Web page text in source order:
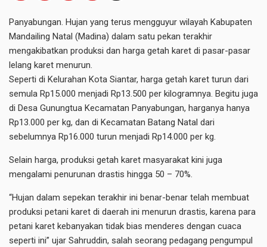
Panyabungan. Hujan yang terus mengguyur wilayah Kabupaten
Mandailing Natal (Madina) dalam satu pekan terakhir
mengakibatkan produksi dan harga getah karet di pasar-pasar
lelang karet menurun.
Seperti di Kelurahan Kota Siantar, harga getah karet turun dari
semula Rp15.000 menjadi Rp13.500 per kilogramnya. Begitu juga
di Desa Gunungtua Kecamatan Panyabungan, harganya hanya
Rp13.000 per kg, dan di Kecamatan Batang Natal dari
sebelumnya Rp16.000 turun menjadi Rp14.000 per kg.
Selain harga, produksi getah karet masyarakat kini juga
mengalami penurunan drastis hingga 50 – 70%.
“Hujan dalam sepekan terakhir ini benar-benar telah membuat
produksi petani karet di daerah ini menurun drastis, karena para
petani karet kebanyakan tidak bias menderes dengan cuaca
seperti ini” ujar Sahruddin, salah seorang pedagang pengumpul